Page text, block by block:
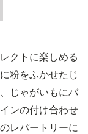
クトに楽しめる
粉をふかせたじ
じゃがいもにバ
ンの付け合わせ
レパートリーに